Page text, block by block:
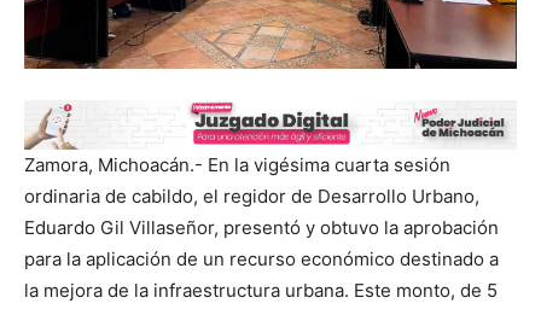
Zamora, Michoacán.- En la vigésima cuarta sesión
ordinaria de cabildo, el regidor de Desarrollo Urbano,
Eduardo Gil Villaseñor, presentó y obtuvo la aprobación
para la aplicación de un recurso económico destinado a
la mejora de la infraestructura urbana. Este monto, de 5